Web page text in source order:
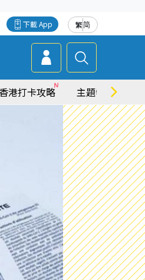
繁简
下載 App
香港打卡攻略 主題特集